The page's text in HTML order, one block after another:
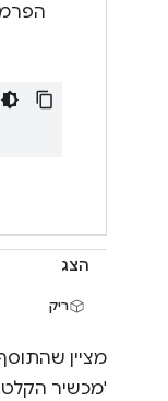
הצג
ריק
מציין
'מכשיר